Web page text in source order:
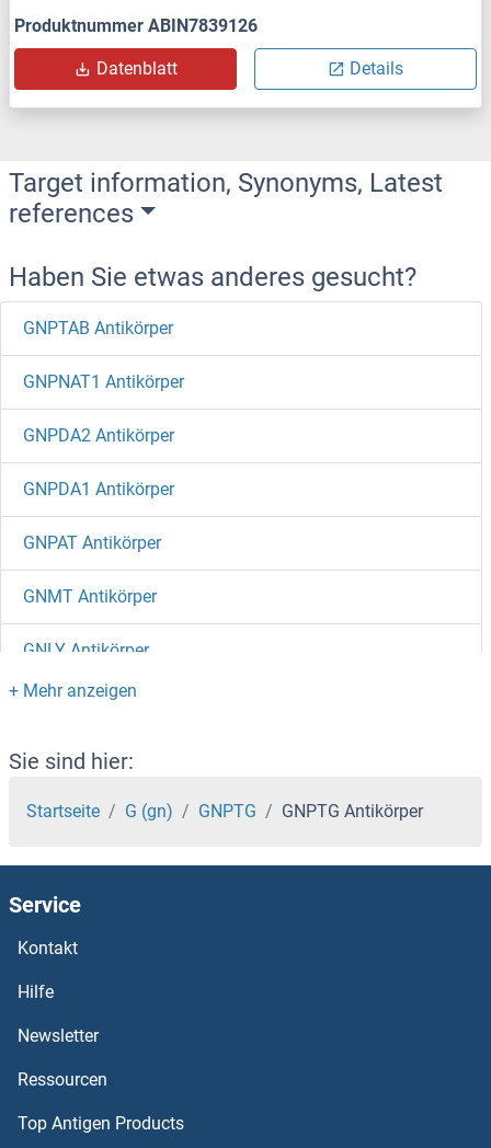
Produktnummer ABIN7839126
Datenblatt Details
Target information, Synonyms, Latest
references
Haben Sie etwas anderes gesucht?
GNPTAB Antikörper
GNPNAT1 Antikörper
GNPDA2 Antikörper
GNPDA1 Antikörper
GNPAT Antikörper
GNMT Antikörper
GNLY Antikörper
GNL3L Antikörper
GNL2 Antikörper
GNL1 Antikörper
GNGT2 Antikörper
GNGT1 Antikörper
GNG7 Antikörper
GNG5 Antikörper
GNG4 Antikörper
Sie sind hier:
Startseite G (gn) GNPTG GNPTG Antikörper
Service
Kontakt
Hilfe
Newsletter
Ressourcen
Top Antigen Products